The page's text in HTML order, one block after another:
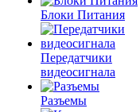
Блоки Питания
Передатчики
видеосигнала
Разъемы